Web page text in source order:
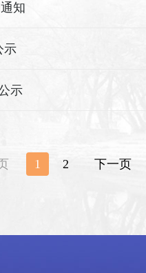
知
示
示
1 2 下一页